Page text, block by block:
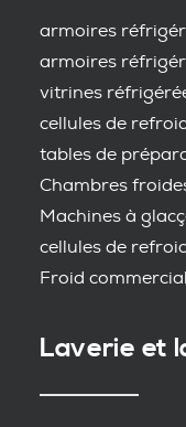
armoires
armoires
vitrines
cellules de
tables de
Chambres
Machines à
cellules de
Froid
Laverie et